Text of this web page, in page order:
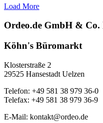
Load More
Ordeo.de GmbH & Co.
Köhn's Büromarkt
Klosterstraße 2
29525 Hansestadt Uelzen
Telefon: +49 581 38 979 36-0
Telefax: +49 581 38 979 36-9
E-Mail: kontakt@ordeo.de